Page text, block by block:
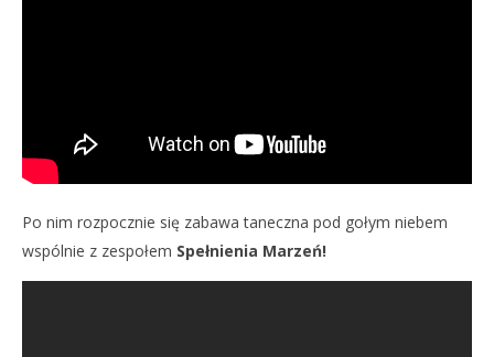
Po nim rozpocznie się zabawa taneczna pod gołym niebem
wspólnie z zespołem Spełnienia Marzeń!